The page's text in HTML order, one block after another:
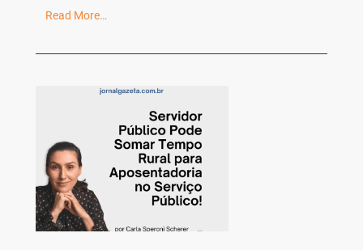
Read More…